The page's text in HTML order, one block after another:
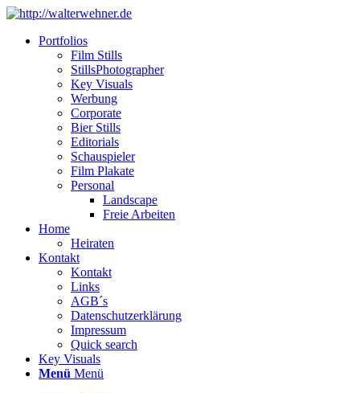
Portfolios
Film Stills
StillsPhotographer
Key Visuals
Werbung
Corporate
Bier Stills
Editorials
Schauspieler
Film Plakate
Personal
Landscape
Freie Arbeiten
Home
Heiraten
Kontakt
Kontakt
Links
AGB´s
Datenschutzerklärung
Impressum
Quick search
Key Visuals
Menü Menü